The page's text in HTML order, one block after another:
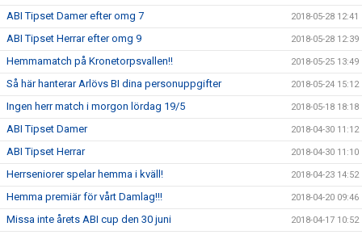
ABI Tipset Damer efter omg 7 2018-05-28 12:41
ABI Tipset Herrar efter omg 9 2018-05-28 12:39
Hemmamatch på Kronetorpsvallen!! 2018-05-25 13:49
Så här hanterar Arlövs BI dina personuppgifter 2018-05-24 15:12
Ingen herr match i morgon lördag 19/5 2018-05-18 18:18
ABI Tipset Damer 2018-04-30 11:12
ABI Tipset Herrar 2018-04-30 11:10
Herrseniorer spelar hemma i kväll! 2018-04-23 14:52
Hemma premiär för vårt Damlag!!! 2018-04-20 09:46
Missa inte årets ABI cup den 30 juni 2018-04-17 10:52